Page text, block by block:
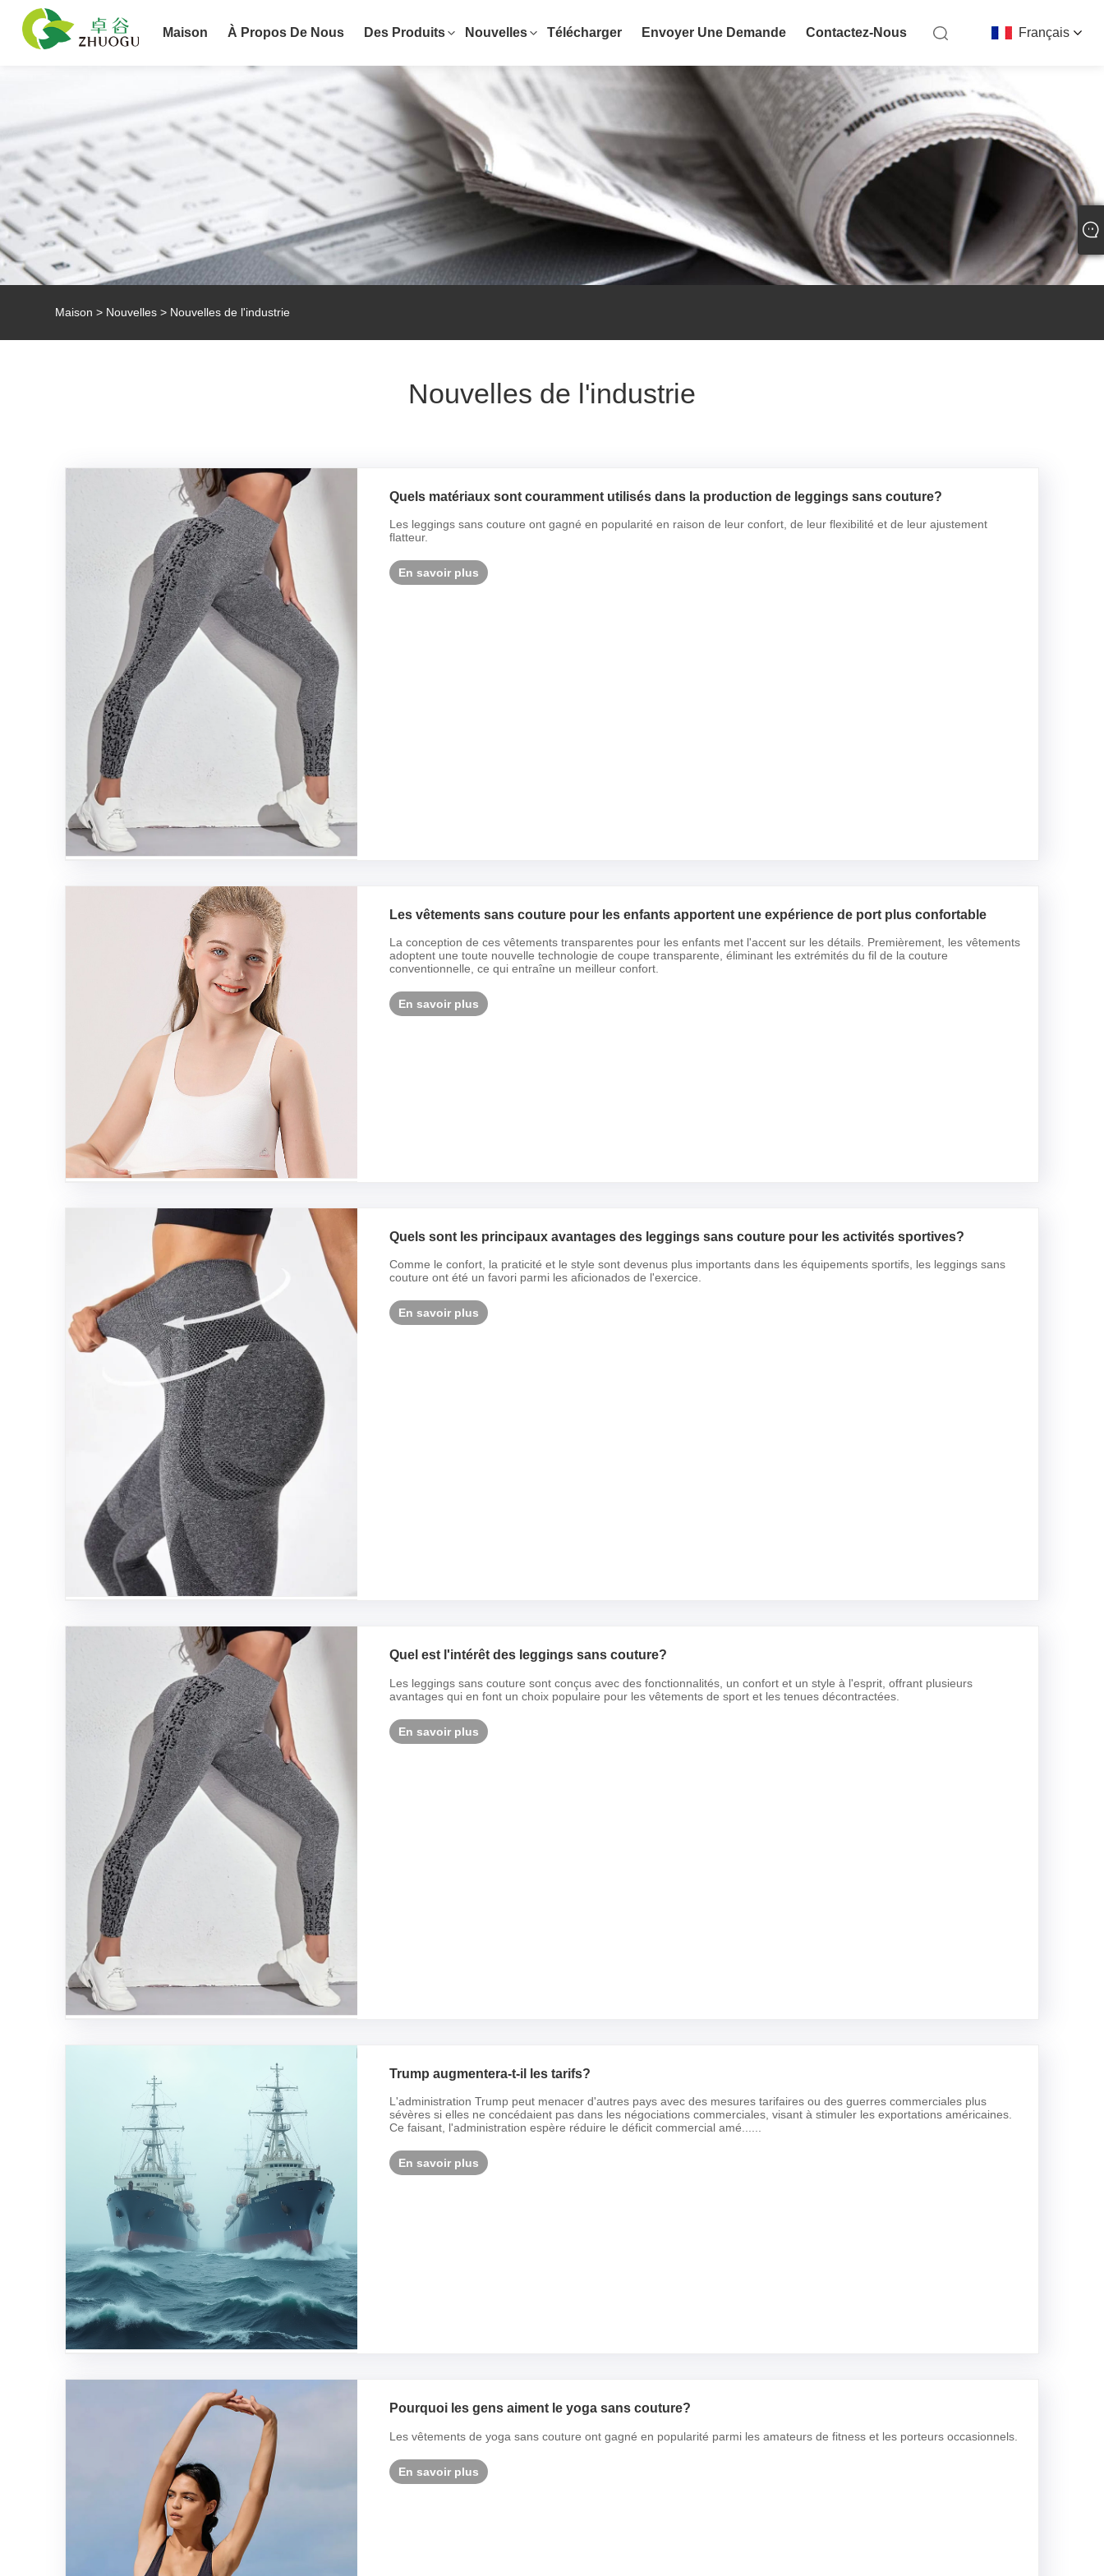
Français
Maison À Propos De Nous Des Produits Nouvelles Télécharger Envoyer Une Demande Contactez-Nous
Maison > Nouvelles > Nouvelles de l'industrie
Nouvelles de l'industrie
Quels matériaux sont couramment utilisés dans la production de leggings sans couture?
Les leggings sans couture ont gagné en popularité en raison de leur confort, de leur flexibilité et de leur ajustement
flatteur.
En savoir plus
Les vêtements sans couture pour les enfants apportent une expérience de port plus confortable
La conception de ces vêtements transparentes pour les enfants met l'accent sur les détails. Premièrement, les vêtements
adoptent une toute nouvelle technologie de coupe transparente, éliminant les extrémités du fil de la couture
conventionnelle, ce qui entraîne un meilleur confort.
En savoir plus
Quels sont les principaux avantages des leggings sans couture pour les activités sportives?
Comme le confort, la praticité et le style sont devenus plus importants dans les équipements sportifs, les leggings sans
couture ont été un favori parmi les aficionados de l'exercice.
En savoir plus
Quel est l'intérêt des leggings sans couture?
Les leggings sans couture sont conçus avec des fonctionnalités, un confort et un style à l'esprit, offrant plusieurs
avantages qui en font un choix populaire pour les vêtements de sport et les tenues décontractées.
En savoir plus
Trump augmentera-t-il les tarifs?
L'administration Trump peut menacer d'autres pays avec des mesures tarifaires ou des guerres commerciales plus
sévères si elles ne concédaient pas dans les négociations commerciales, visant à stimuler les exportations américaines.
Ce faisant, l'administration espère réduire le déficit commercial amé......
En savoir plus
Pourquoi les gens aiment le yoga sans couture?
Les vêtements de yoga sans couture ont gagné en popularité parmi les amateurs de fitness et les porteurs occasionnels.
En savoir plus